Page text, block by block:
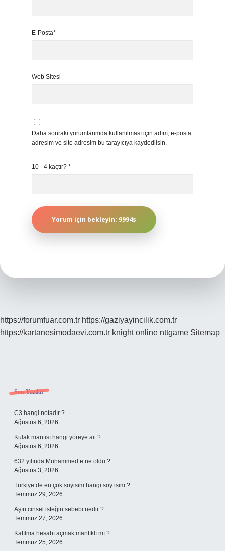
E-Posta*
Web Sitesi
Daha sonraki yorumlarımda kullanılması için adım, e-posta
adresim ve site adresim bu tarayıcıya kaydedilsin.
10 - 4 kaçtır? *
https://forumfuar.com.tr https://gaziyayincilik.com.tr
https://kartanesimodaevi.com.tr knight online nttgame Sitemap
Sidebar
Son Yazılar
C3 hangi notadır ?
Ağustos 6, 2026
Kulak mantısı hangi yöreye ait ?
Ağustos 6, 2026
632 yılında Muhammed’e ne oldu ?
Ağustos 3, 2026
Türkiye’de en çok soyisim hangi soy isim ?
Temmuz 29, 2026
Aşırı cinsel isteğin sebebi nedir ?
Temmuz 27, 2026
Katılma hesabı açmak mantıklı mı ?
Temmuz 25, 2026